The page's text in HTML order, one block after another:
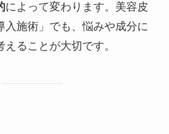
によって変わります。美容皮
入施術」でも、悩みや成分に
ることが大切です。